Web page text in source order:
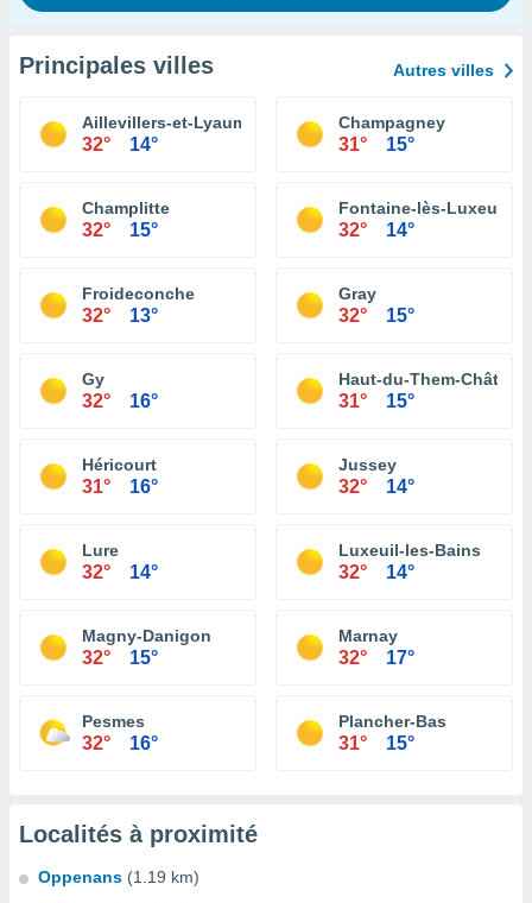
Principales villes Autres villes
Aillevillers-et-Lyaumont
32° 14°
Champagney
31° 15°
Champlitte
32° 15°
Fontaine-lès-Luxeuil
32° 14°
Froideconche
32° 13°
Gray
32° 15°
Gy
32° 16°
Haut-du-Them-
31° 15°
Héricourt
31° 16°
Jussey
32° 14°
Lure
32° 14°
Luxeuil-les-Bains
32° 14°
Magny-Danigon
32° 15°
Marnay
32° 17°
Pesmes
32° 16°
Plancher-Bas
31° 15°
Localités à proximité
Oppenans (1.19 km)